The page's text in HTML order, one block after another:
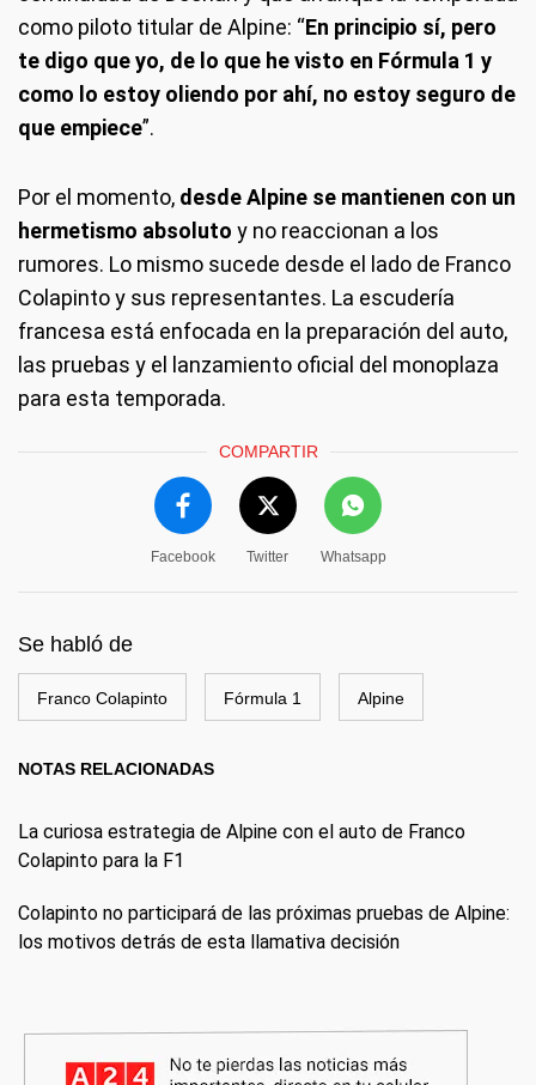
como piloto titular de Alpine: “En principio sí, pero
te digo que yo, de lo que he visto en Fórmula 1 y
como lo estoy oliendo por ahí, no estoy seguro de
que empiece”.
Por el momento, desde Alpine se mantienen con un
hermetismo absoluto y no reaccionan a los
rumores. Lo mismo sucede desde el lado de Franco
Colapinto y sus representantes. La escudería
francesa está enfocada en la preparación del auto,
las pruebas y el lanzamiento oficial del monoplaza
para esta temporada.
COMPARTIR
Facebook Twitter Whatsapp
Se habló de
Franco Colapinto Fórmula 1 Alpine
NOTAS RELACIONADAS
La curiosa estrategia de Alpine con el auto de Franco
Colapinto para la F1
Colapinto no participará de las próximas pruebas de Alpine:
los motivos detrás de esta llamativa decisión